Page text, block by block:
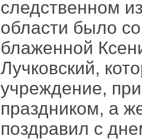
следственном
области было
блаженной
Лучковский,
учреждение,
праздником, а
поздравил с